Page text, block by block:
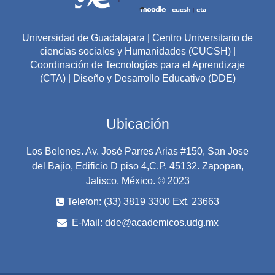
módulo 4 que será evaluado por todos los profesores
Universidad de Guadalajara | Centro Universitario de
ciencias sociales y Humanidades (CUCSH) |
Coordinación de Tecnologías para el Aprendizaje
(CTA) | Diseño y Desarrollo Educativo (DDE)
Ubicación
Los Belenes. Av. José Parres Arias #150, San Jose
del Bajio, Edificio D piso 4,C.P. 45132. Zapopan,
Jalisco, México. © 2023
Telefon: (33) 3819 3300 Ext. 23663
E-Mail: dde@academicos.udg.mx